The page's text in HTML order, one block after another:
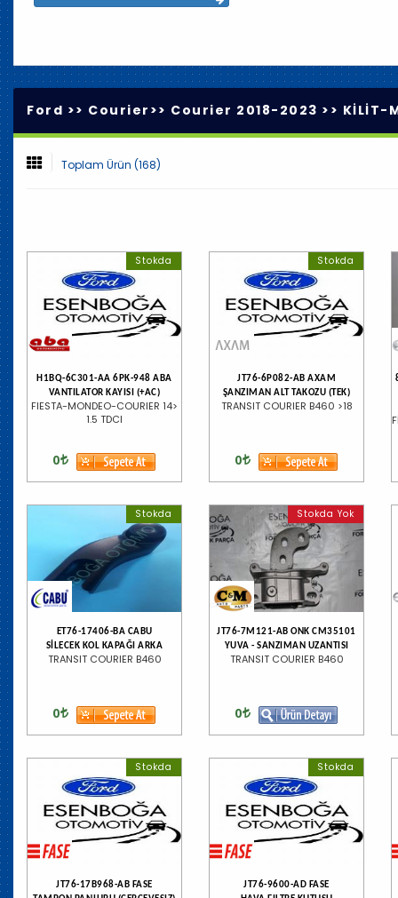
Ford >> Courier >> Courier 2018-2023 >> KİLİT-
Toplam Ürün (168)
Stokda
H1BQ-6C301-AA 6PK-948 ABA
VANTILATOR KAYISI (+AC)
FIESTA-MONDEO-COURIER 14>
1.5 TDCI
0
Stokda
JT76-6P082-AB AXAM
ŞANZIMAN ALT TAKOZU (TEK)
TRANSIT COURIER B460 >18
0
Stokda
ET76-17406-BA CABU
SİLECEK KOL KAPAĞI ARKA
TRANSIT COURIER B460
0
Stokda Yok
JT76-7M121-AB ONK CM35101
YUVA - SANZIMAN UZANTISI
TRANSIT COURIER B460
0
Stokda
JT76-17B968-AB FASE
Stokda
JT76-9600-AD FASE